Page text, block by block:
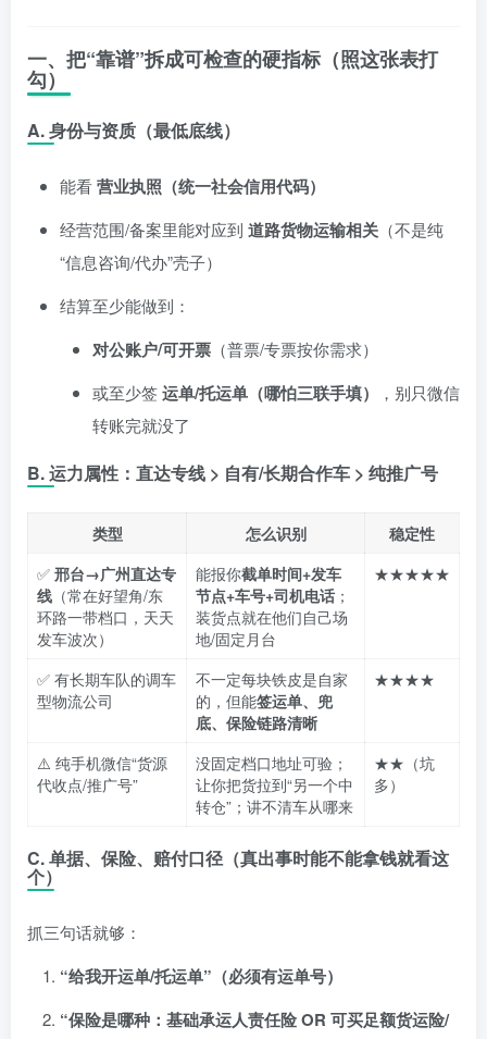
一、把“靠谱”拆成可检查的硬指标（照这张表打
勾）
A. 身份与资质（最低底线）
能看营业执照（统一社会信用代码）
经营范围/备案里能对应到 道路货物运输相关 （不是纯
“信息咨询/代办”壳子）
结算至少能做到：
对公账户/可开票 （普票/专票按你需求）
或至少签运单/托运单（哪怕三联手填）
，别只微信
转账完就没了
B. 运力属性：直达专线 > 自有/长期合作车 > 纯推广号
类型 怎么识别
稳定性
✅ 邢台→广州直达专
线 （常在好望角/东
环路一带档口，天天
发车波次）
能报你截单时间+发车
节点+车号+司机电话 ；
装货点就在他们自己场
地/固定月台
★★★★★
✅ 有长期车队的调车
型物流公司
不一定每块铁皮是自家
的，但能签运单、兜
底、保险链路清晰
★★★★
⚠️ 纯手机微信“货源
代收点/推广号”
没固定档口地址可验；
让你把货拉到“另一个中
转仓”；讲不清车从哪来
★★（坑
多）
C. 单据、保险、赔付口径（真出事时能不能拿钱就看这
个）
抓三句话就够：
“给我开运单/托运单”（必须有运单号）
“保险是哪种：基础承运人责任险 OR 可买足额货运险/